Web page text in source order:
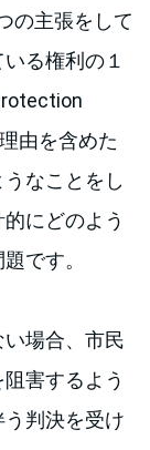
の主張をして
る権利の１
由を含めた
なことをし
にどのよう
です。
場合、市民
害するよう
判決を受け